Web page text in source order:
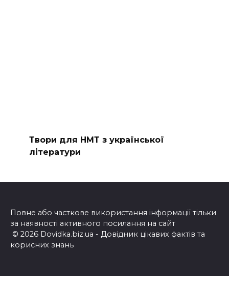
Твори для НМТ з української
літератури
Повне або часткове використання інформації тільки
за наявності активного посилання на сайт
© 2026 Dovidka.biz.ua - Довідник цікавих фактів та
корисних знань